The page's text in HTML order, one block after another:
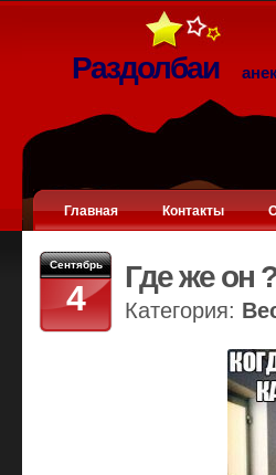
Раздолбаи
Главная Контакты
Сентябрь
4
Где же он ?
Категория: